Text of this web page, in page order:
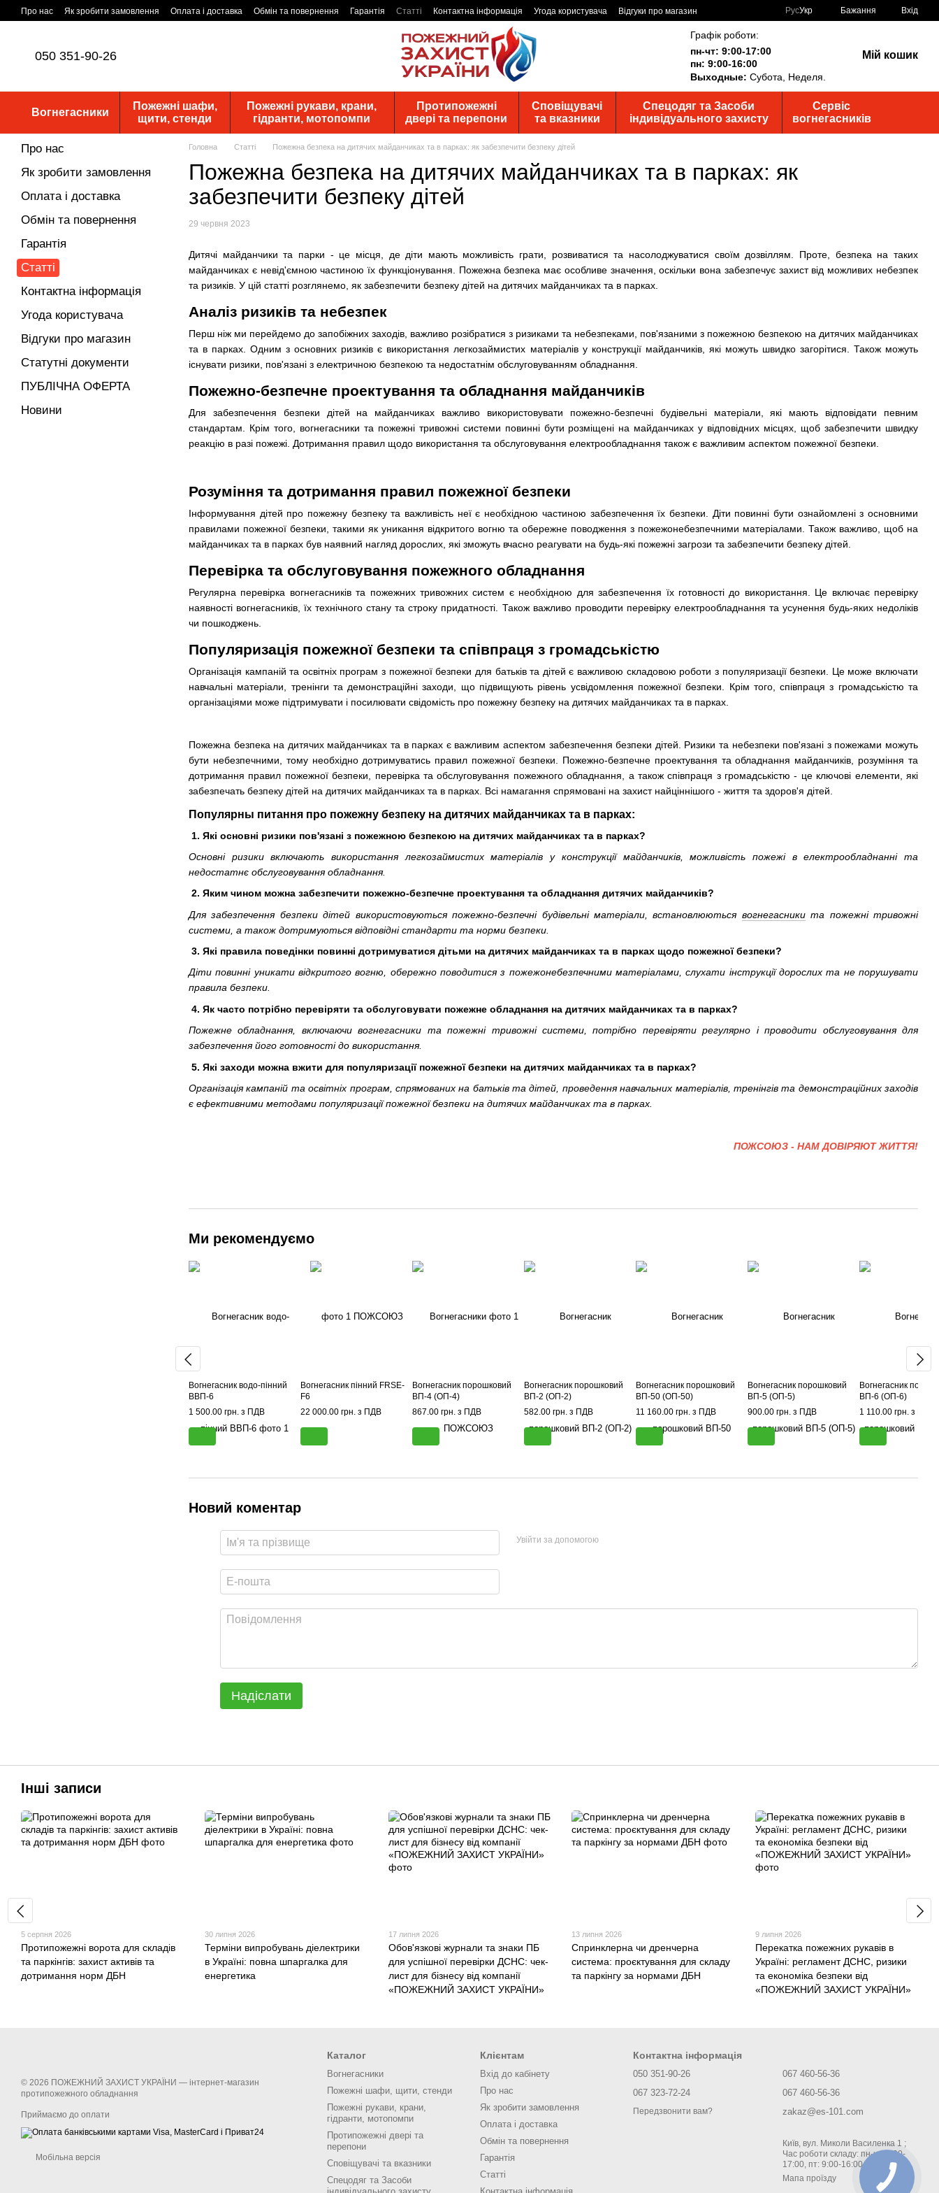
Перейти до основного контенту
Про нас Як зробити замовлення Оплата і доставка Обмін та повернення Гарантія Статті Контактна інформація Угода користувача
Відгуки про магазин
РусУкр Бажання Вхід
050 351-90-26
Графік роботи:
пн-чт: 9:00-17:00
пн: 9:00-16:00
Выходные: Субота, Неделя.
Мій кошик
Вогнегасники
Пожежні шафи,
щити, стенди
Пожежні рукави, крани,
гідранти, мотопомпи
Протипожежні
двері та перепони
Сповіщувачі
та вказники
Спецодяг та Засоби
індивідуального захисту
Сервіс
вогнегасників
Головна Статті Пожежна безпека на дитячих майданчиках та в парках: як забезпечити безпеку дітей
Пожежна безпека на дитячих майданчиках та в парках: як
забезпечити безпеку дітей
29 червня 2023
Дитячі майданчики та парки - це місця, де діти мають можливість грати, розвиватися та насолоджуватися своїм дозвіллям. Проте, безпека на таких
майданчиках є невід'ємною частиною їх функціонування. Пожежна безпека має особливе значення, оскільки вона забезпечує захист від можливих небезпек
та ризиків. У цій статті розглянемо, як забезпечити безпеку дітей на дитячих майданчиках та в парках.
Аналіз ризиків та небезпек
Перш ніж ми перейдемо до запобіжних заходів, важливо розібратися з ризиками та небезпеками, пов'язаними з пожежною безпекою на дитячих майданчиках
та в парках. Одним з основних ризиків є використання легкозаймистих матеріалів у конструкції майданчиків, які можуть швидко загорітися. Також можуть
існувати ризики, пов'язані з електричною безпекою та недостатнім обслуговуванням обладнання.
Пожежно-безпечне проектування та обладнання майданчиків
Для забезпечення безпеки дітей на майданчиках важливо використовувати пожежно-безпечні будівельні матеріали, які мають відповідати певним
стандартам. Крім того, вогнегасники та пожежні тривожні системи повинні бути розміщені на майданчиках у відповідних місцях, щоб забезпечити швидку
реакцію в разі пожежі. Дотримання правил щодо використання та обслуговування електрообладнання також є важливим аспектом пожежної безпеки.
Розуміння та дотримання правил пожежної безпеки
Інформування дітей про пожежну безпеку та важливість неї є необхідною частиною забезпечення їх безпеки. Діти повинні бути ознайомлені з основними
правилами пожежної безпеки, такими як уникання відкритого вогню та обережне поводження з пожежонебезпечними матеріалами. Також важливо, щоб на
майданчиках та в парках був наявний нагляд дорослих, які зможуть вчасно реагувати на будь-які пожежні загрози та забезпечити безпеку дітей.
Перевірка та обслуговування пожежного обладнання
Регулярна перевірка вогнегасників та пожежних тривожних систем є необхідною для забезпечення їх готовності до використання. Це включає перевірку
наявності вогнегасників, їх технічного стану та строку придатності. Також важливо проводити перевірку електрообладнання та усунення будь-яких недоліків
чи пошкоджень.
Популяризація пожежної безпеки та співпраця з громадськістю
Організація кампаній та освітніх програм з пожежної безпеки для батьків та дітей є важливою складовою роботи з популяризації безпеки. Це може включати
навчальні матеріали, тренінги та демонстраційні заходи, що підвищують рівень усвідомлення пожежної безпеки. Крім того, співпраця з громадськістю та
організаціями може підтримувати і посилювати свідомість про пожежну безпеку на дитячих майданчиках та в парках.
Пожежна безпека на дитячих майданчиках та в парках є важливим аспектом забезпечення безпеки дітей. Ризики та небезпеки пов'язані з пожежами можуть
бути небезпечними, тому необхідно дотримуватись правил пожежної безпеки. Пожежно-безпечне проектування та обладнання майданчиків, розуміння та
дотримання правил пожежної безпеки, перевірка та обслуговування пожежного обладнання, а також співпраця з громадськістю - це ключові елементи, які
забезпечать безпеку дітей на дитячих майданчиках та в парках. Всі намагання спрямовані на захист найціннішого - життя та здоров'я дітей.
Популярны питання про пожежну безпеку на дитячих майданчиках та в парках:
1. Які основні ризики пов'язані з пожежною безпекою на дитячих майданчиках та в парках?
Основні ризики включають використання легкозаймистих матеріалів у конструкції майданчиків, можливість пожежі в електрообладнанні та
недостатнє обслуговування обладнання.
2. Яким чином можна забезпечити пожежно-безпечне проектування та обладнання дитячих майданчиків?
Для забезпечення безпеки дітей використовуються пожежно-безпечні будівельні матеріали, встановлюються вогнегасникита пожежні тривожні
системи, а також дотримуються відповідні стандарти та норми безпеки.
3. Які правила поведінки повинні дотримуватися дітьми на дитячих майданчиках та в парках щодо пожежної безпеки?
Діти повинні уникати відкритого вогню, обережно поводитися з пожежонебезпечними матеріалами, слухати інструкції дорослих та не порушувати
правила безпеки.
4. Як часто потрібно перевіряти та обслуговувати пожежне обладнання на дитячих майданчиках та в парках?
Пожежне обладнання, включаючи вогнегасники та пожежні тривожні системи, потрібно перевіряти регулярно і проводити обслуговування для
забезпечення його готовності до використання.
5. Які заходи можна вжити для популяризації пожежної безпеки на дитячих майданчиках та в парках?
Організація кампаній та освітніх програм, спрямованих на батьків та дітей, проведення навчальних матеріалів, тренінгів та демонстраційних заходів
є ефективними методами популяризації пожежної безпеки на дитячих майданчиках та в парках.
ПОЖСОЮЗ - НАМ ДОВІРЯЮТ ЖИТТЯ!
Ми рекомендуємо
Вогнегасник водо-пінний
ВВП-6
1 500.00 грн. з ПДВ
Вогнегасник пінний FRSE-
F6
22 000.00 грн. з ПДВ
Вогнегасник порошковий
ВП-4 (ОП-4)
867.00 грн. з ПДВ
Вогнегасник порошковий
ВП-2 (ОП-2)
582.00 грн. з ПДВ
Вогнегасник порошковий
ВП-50 (ОП-50)
11 160.00 грн. з ПДВ
Вогнегасник порошковий
ВП-5 (ОП-5)
900.00 грн. з ПДВ
Вогнегасник
ВП-6 (ОП-6)
1 110.00 грн. з ПДВ
Новий коментар
Увійти за допомогою
Надіслати
Про нас
Як зробити замовлення
Оплата і доставка
Обмін та повернення
Гарантія
Статті
Контактна інформація
Угода користувача
Відгуки про магазин
Статутні документи
ПУБЛІЧНА ОФЕРТА
Новини
Інші записи
5 серпня 2026
Протипожежні ворота для складів
та паркінгів: захист активів та
дотримання норм ДБН
30 липня 2026
Терміни випробувань діелектрики
в Україні: повна шпаргалка для
енергетика
17 липня 2026
Обов'язкові журнали та знаки ПБ
для успішної перевірки ДСНС: чек-
лист для бізнесу від компанії
«ПОЖЕЖНИЙ ЗАХИСТ УКРАЇНИ»
13 липня 2026
Спринклерна чи дренчерна
система: проєктування для складу
та паркінгу за нормами ДБН
9 липня 2026
Перекатка пожежних рукавів в
Україні: регламент ДСНС, ризики
та економіка безпеки від
«ПОЖЕЖНИЙ ЗАХИСТ УКРАЇНИ»
© 2026 ПОЖЕЖНИЙ ЗАХИСТ УКРАЇНИ — інтернет-магазин
протипожежного обладнання
Приймаємо до оплати
Мобільна версія
Каталог
Вогнегасники
Пожежні шафи, щити, стенди
Пожежні рукави, крани,
гідранти, мотопомпи
Протипожежні двері та
перепони
Сповіщувачі та вказники
Спецодяг та Засоби
Клієнтам
Вхід до кабінету
Про нас
Як зробити замовлення
Оплата і доставка
Обмін та повернення
Гарантія
Статті
Контактна інформація
050 351-90-26
067 323-72-24
Передзвонити вам?
067 460-56-36
067 460-56-36
zakaz@es-101.com
Київ, вул. Миколи Василенка 1 ;
Час роботи складу: пн-чт: 9:00-
17:00, пт: 9:00-16:00
Мапа проїзду